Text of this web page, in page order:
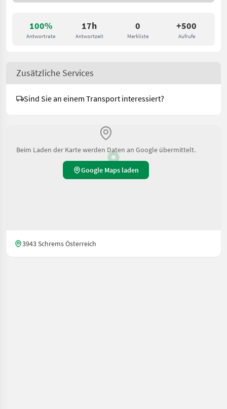
100%
Antwortrate
17h
Antwortzeit
0
Merkliste
+500
Aufrufe
Zusätzliche Services
Sind Sie an einem Transport interessiert?
Beim Laden der Karte werden Daten an Google übermittelt.
Google Maps laden
3943 Schrems Österreich